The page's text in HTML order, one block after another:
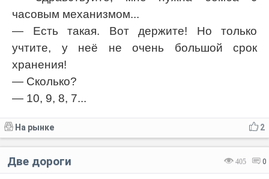
часовым механизмом...
— Есть такая. Вот держите! Но только
учтите, у неё не очень большой срок
хранения!
— Сколько?
— 10, 9, 8, 7...
2
На рынке
405 0
Две дороги